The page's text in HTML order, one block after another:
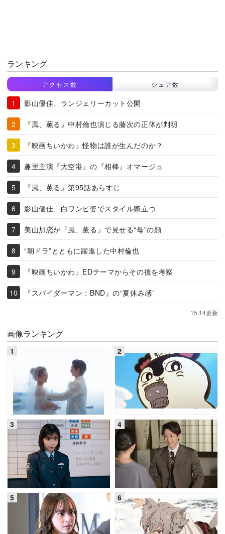
ランキング
アクセス数 シェア数
影山優佳、ランジェリーカット公開
『風、薫る』中村倫也演じる藤次の正体が判明
『映画ちいかわ』怪物は誰が生んだのか？
趣里主演『大空港』の『相棒』オマージュ
『風、薫る』第95話あらすじ
影山優佳、白ワンピ姿でスタイル際立つ
美山加恋が『風、薫る』で見せる“母”の顔
“朝ドラ”とともに躍進した中村倫也
『映画ちいかわ』EDテーマからその後を考察
『スパイダーマン：BND』の“夏休み感”
15:14更新
画像ランキング